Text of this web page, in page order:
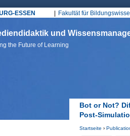
ESSEN
Fakultät für
und
the Future of Learning
Bot or Not?
Post-
Startseite ›